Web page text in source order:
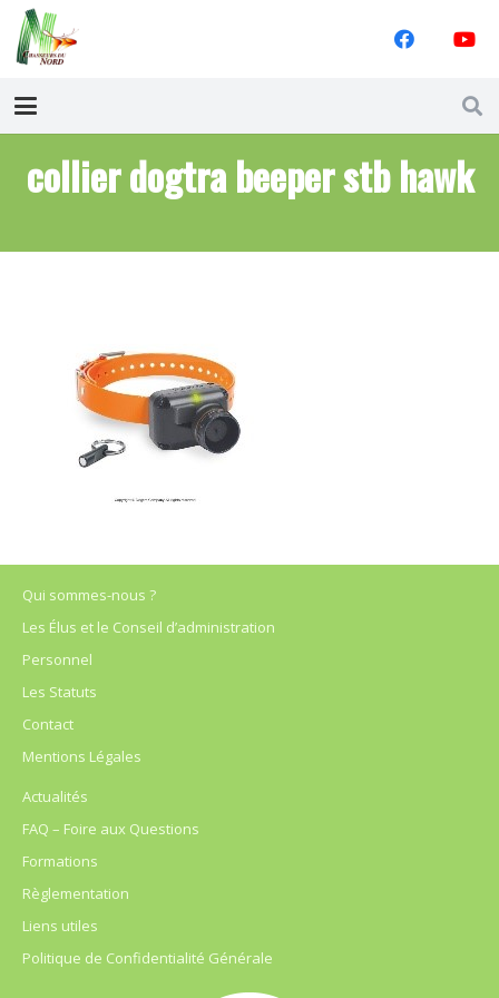
collier dogtra beeper stb hawk
Qui sommes-nous ?
Les Élus et le Conseil d’administration
Personnel
Les Statuts
Contact
Mentions Légales
Actualités
FAQ – Foire aux Questions
Formations
Règlementation
Liens utiles
Politique de Confidentialité Générale